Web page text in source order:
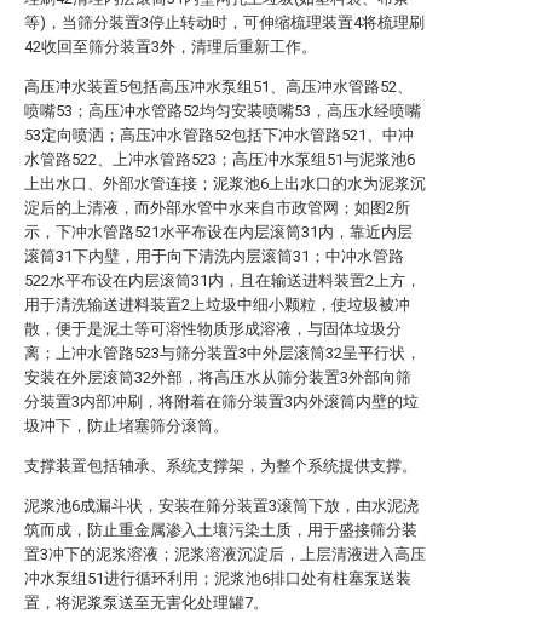
等)，当筛分装置3停止转动时，可伸缩梳理装置4将梳理刷
42收回至筛分装置3外，清理后重新工作。
高压冲水装置5包括高压冲水泵组51、高压冲水管路52、
喷嘴53；高压冲水管路52均匀安装喷嘴53，高压水经喷嘴
53定向喷洒；高压冲水管路52包括下冲水管路521、中冲
水管路522、上冲水管路523；高压冲水泵组51与泥浆池6
上出水口、外部水管连接；泥浆池6上出水口的水为泥浆沉
淀后的上清液，而外部水管中水来自市政管网；如图2所
示，下冲水管路521水平布设在内层滚筒31内，靠近内层
滚筒31下内壁，用于向下清洗内层滚筒31；中冲水管路
522水平布设在内层滚筒31内，且在输送进料装置2上方，
用于清洗输送进料装置2上垃圾中细小颗粒，使垃圾被冲
散，便于是泥土等可溶性物质形成溶液，与固体垃圾分
离；上冲水管路523与筛分装置3中外层滚筒32呈平行状，
安装在外层滚筒32外部，将高压水从筛分装置3外部向筛
分装置3内部冲刷，将附着在筛分装置3内外滚筒内壁的垃
圾冲下，防止堵塞筛分滚筒。
支撑装置包括轴承、系统支撑架，为整个系统提供支撑。
泥浆池6成漏斗状，安装在筛分装置3滚筒下放，由水泥浇
筑而成，防止重金属渗入土壤污染土质，用于盛接筛分装
置3冲下的泥浆溶液；泥浆溶液沉淀后，上层清液进入高压
冲水泵组51进行循环利用；泥浆池6排口处有柱塞泵送装
置，将泥浆泵送至无害化处理罐7。